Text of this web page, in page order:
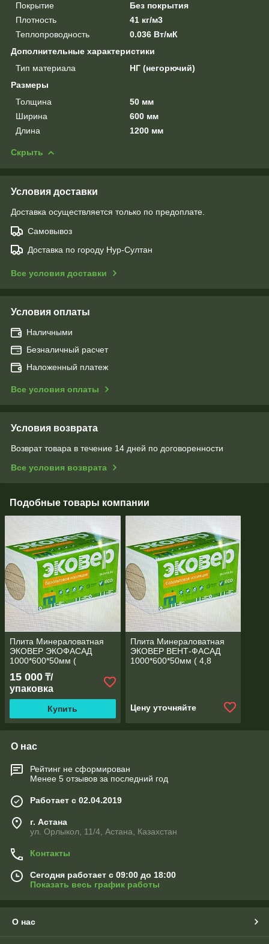
Покрытие
Без покрытия
Плотность
41 кг/м3
Теплопроводность
0.036 Вт/мК
Дополнительные характеристики
Тип материала
НГ (негорючий)
Размеры
Толщина
50 мм
Ширина
600 мм
Длина
1200 мм
Скрыть
Условия доставки
Доставка осуществляется только по предоплате.
Самовывоз
Доставка по городу Нур-Султан
Все условия доставки
Условия оплаты
Наличными
Безналичный расчет
Наложенный платеж
Все условия оплаты
Условия возврата
Возврат товара в течение 14 дней по договоренности
Все условия возврата
Подобные товары компании
Плита Минераловатная
ЭКОВЕР ЭКОФАСАД
1000*600*50мм (
4,8м2=0,24м3 = 8 плит)
15 000 ₸/
упаковка
Купить
Плита Минераловатная
ЭКОВЕР ВЕНТ-ФАСАД
1000*600*50мм ( 4,8
Цену уточняйте
О нас
Рейтинг не сформирован
Менее 5 отзывов за последний год
Работает с 02.04.2019
г. Астана
ул. Орлыкол, 11/4, Астана, Казахстан
Контакты
Сегодня работает с 09:00 до 18:00
Показать весь график работы
О нас